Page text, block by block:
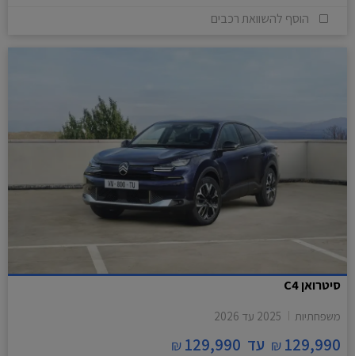
הוסף להשוואת רכבים
סיטרואן C4
משפחתיות 2025 עד 2026
129,990
₪ עד 129,990
₪